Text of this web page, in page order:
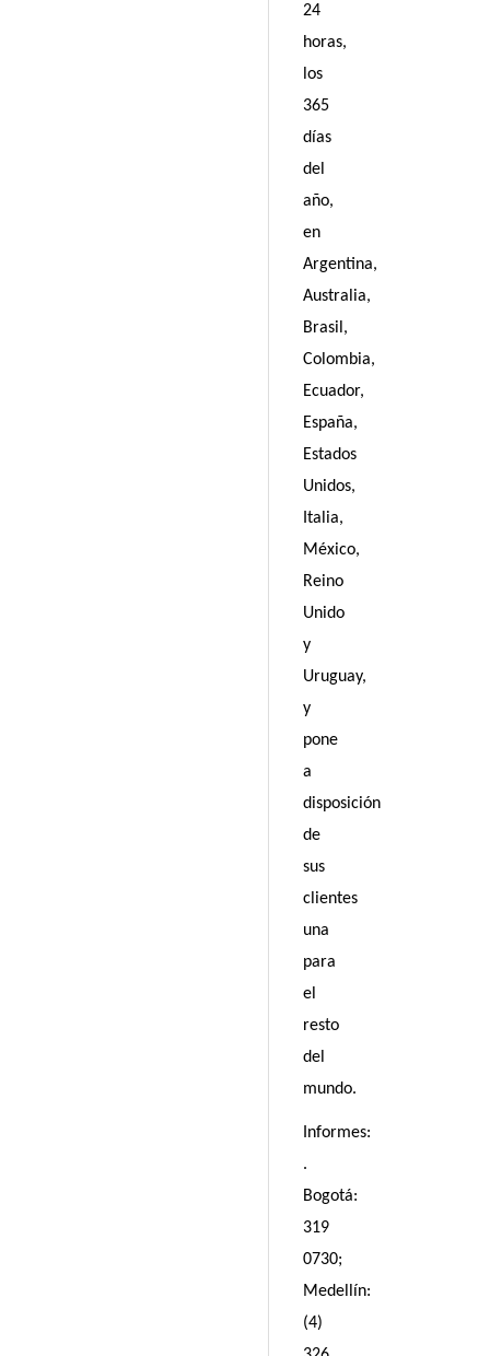
24
horas,
los
365
días
del
año,
en
Argentina,
Australia,
Brasil,
Colombia,
Ecuador,
España,
Estados
Unidos,
Italia,
México,
Reino
Unido
y
Uruguay,
y
pone
a
disposición
de
sus
clientes
una
para
el
resto
del
mundo.
Informes:
.
Bogotá:
319
0730;
Medellín:
(4)